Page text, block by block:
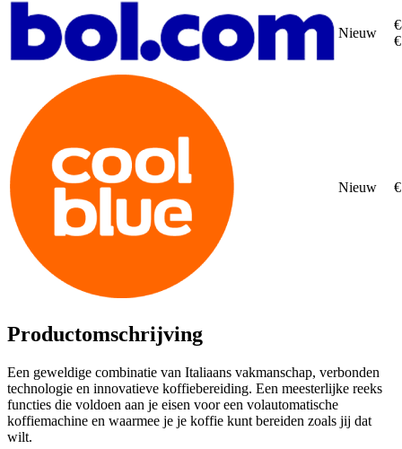
Nieuw
Nieuw
Productomschrijving
Een geweldige combinatie van Italiaans vakmanschap, verbonden
technologie en innovatieve koffiebereiding. Een meesterlijke reeks
functies die voldoen aan je eisen voor een volautomatische
koffiemachine en waarmee je je koffie kunt bereiden zoals jij dat
wilt.